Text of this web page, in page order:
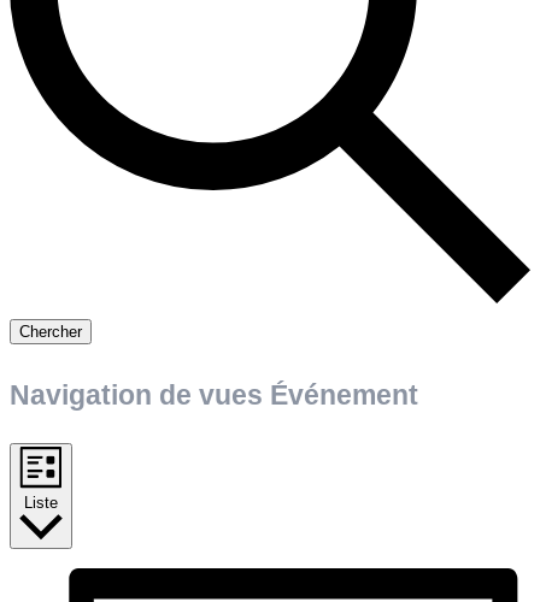
Chercher
Navigation de vues Événement
Liste